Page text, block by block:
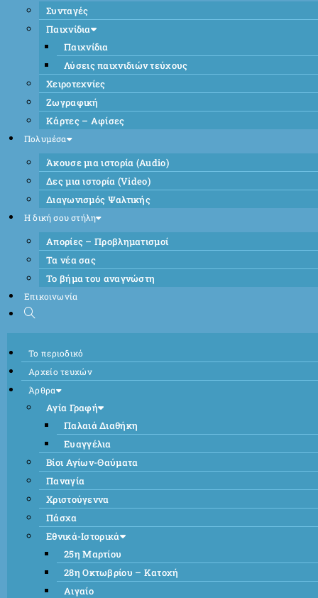
Συνταγές
Παιχνίδια
Παιχνίδια
Λύσεις παιχνιδιών τεύχους
Χειροτεχνίες
Ζωγραφική
Κάρτες – Αφίσες
Πολυμέσα
Άκουσε μια ιστορία (Audio)
Δες μια ιστορία (Video)
Διαγωνισμός Ψαλτικής
Η δική σου στήλη
Απορίες – Προβληματισμοί
Τα νέα σας
Το βήμα του αναγνώστη
Επικοινωνία
Το περιοδικό
Αρχείο τευχών
Άρθρα
Αγία Γραφή
Παλαιά Διαθήκη
Ευαγγέλια
Βίοι Αγίων-Θαύματα
Παναγία
Χριστούγεννα
Πάσχα
Εθνικά-Ιστορικά
25η Μαρτίου
28η Οκτωβρίου – Κατοχή
Αιγαίο